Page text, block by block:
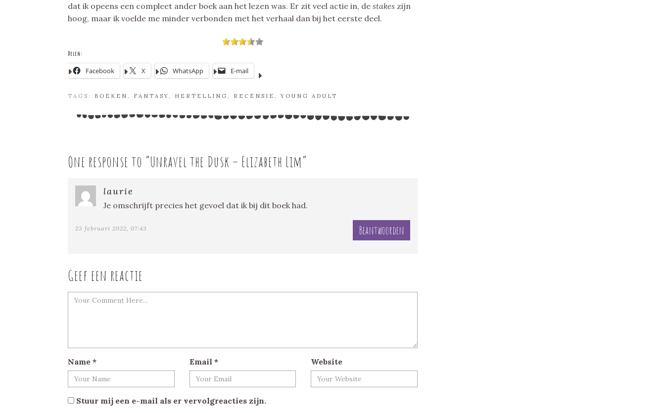
dat ik opeens een compleet ander boek aan het lezen was. Er zit veel actie in, de stakes zijn
hoog, maar ik voelde me minder verbonden met het verhaal dan bij het eerste deel.
Delen:
Facebook X WhatsApp E-mail
TAGS: BOEKEN , FANTASY, HERTELLING , RECENSIE ,YOUNG ADULT
One response to “Unravel the Dusk – Elizabeth Lim”
laurie
Je omschrijft precies het gevoel dat ik bij dit boek had.
23 februari 2022, 07:43 Beantwoorden
Geef een reactie
Name * Email * Website
Stuur mij een e-mail als er vervolgreacties zijn.